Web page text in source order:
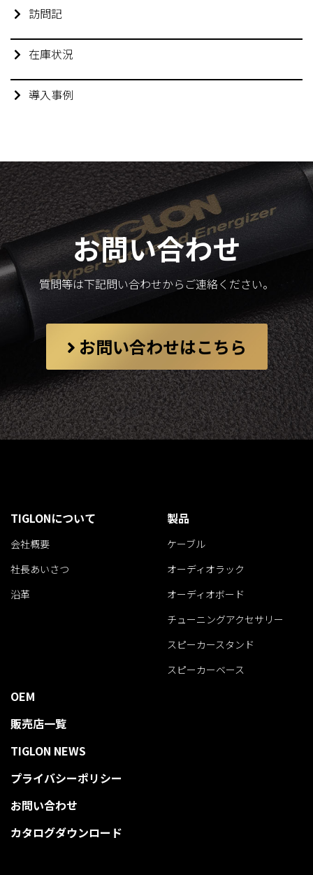
訪問記
在庫状況
導入事例
お問い合わせ
質問等は下記問い合わせからご連絡ください。
お問い合わせはこちら
TIGLONについて
会社概要
社長あいさつ
沿革
製品
ケーブル
オーディオラック
オーディオボード
チューニングアクセサリー
スピーカースタンド
スピーカーベース
OEM
販売店一覧
TIGLON NEWS
プライバシーポリシー
お問い合わせ
カタログダウンロード